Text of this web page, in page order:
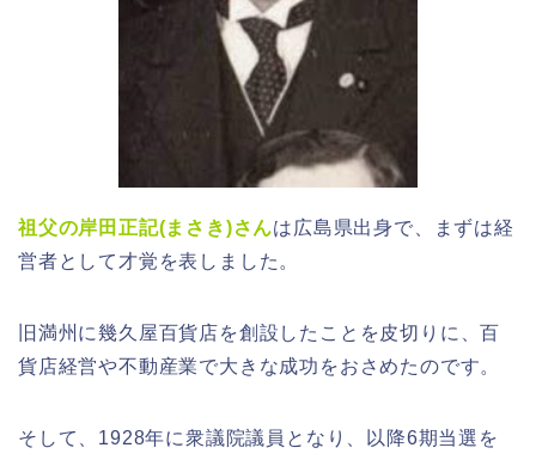
祖父の岸田正記(まさき)さんは広島県出身で、まずは経
営者として才覚を表しました。
旧満州に幾久屋百貨店を創設したことを皮切りに、百
貨店経営や不動産業で大きな成功をおさめたのです。
そして、1928年に衆議院議員となり、以降6期当選を